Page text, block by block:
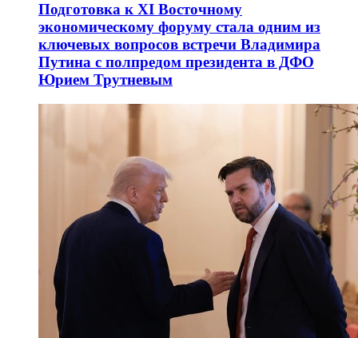
Подготовка к XI Восточному
экономическому форуму стала одним из
ключевых вопросов встречи Владимира
Путина с полпредом президента в ДФО
Юрием Трутневым